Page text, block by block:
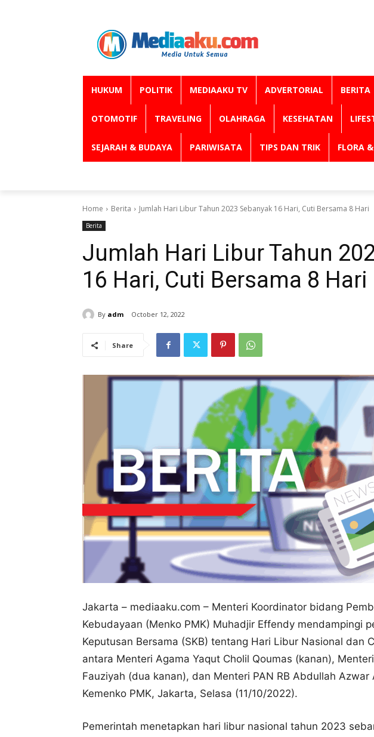
HUKUM POLITIK MEDIAAKU TV ADVERTORIAL BERITA
OTOMOTIF TRAVELING OLAHRAGA KESEHATAN
SEJARAH & BUDAYA PARIWISATA TIPS DAN TRIK FLORA
Home Berita Jumlah Hari Libur Tahun 2023 Sebanyak 16 Hari, Cuti Bersama 8 Hari
Berita
Jumlah Hari Libur Tahun
16 Hari, Cuti Bersama 8 Hari
By adm October 12, 2022
Share
Jakarta – mediaaku.com – Menteri Koordinator bidang
Kebudayaan (Menko PMK) Muhadjir Effendy mendampingi
Keputusan Bersama (SKB) tentang Hari Libur Nasional dan
antara Menteri Agama Yaqut Cholil Qoumas (kanan),
Fauziyah (dua kanan), dan Menteri PAN RB Abdullah
Kemenko PMK, Jakarta, Selasa (11/10/2022).
Pemerintah menetapkan hari libur nasional tahun 2023